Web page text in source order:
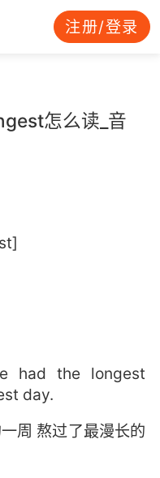
注册/登录
怎么读_音
had the longest
day.
周 熬过了最漫长的